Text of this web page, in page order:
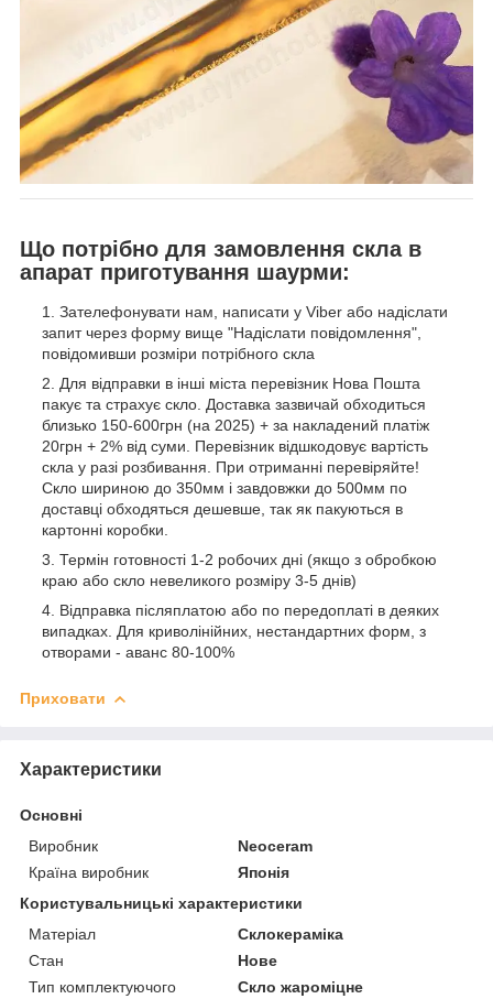
Що потрібно для замовлення скла в
апарат приготування шаурми:
Зателефонувати нам, написати у Viber або надіслати
запит через форму вище "Надіслати повідомлення",
повідомивши розміри потрібного скла
Для відправки в інші міста перевізник Нова Пошта
пакує та страхує скло. Доставка зазвичай обходиться
близько 150-600грн (на 2025) + за накладений платіж
20грн + 2% від суми. Перевізник відшкодовує вартість
скла у разі розбивання. При отриманні перевіряйте!
Скло шириною до 350мм і завдовжки до 500мм по
доставці обходяться дешевше, так як пакуються в
картонні коробки.
Термін готовності 1-2 робочих дні (якщо з обробкою
краю або скло невеликого розміру 3-5 днів)
Відправка післяплатою або по передоплаті в деяких
випадках. Для криволінійних, нестандартних форм, з
отворами - аванс 80-100%
Приховати
Характеристики
Основні
Виробник
Neoceram
Країна виробник
Японія
Користувальницькі характеристики
Матеріал
Склокераміка
Стан
Нове
Тип комплектуючого
Скло жароміцне